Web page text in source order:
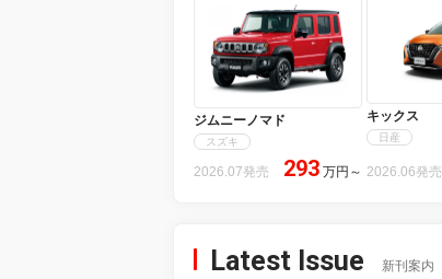
ジムニーノマド
スズキ
2026.07発売 293 万円 ～
キックス
日産
2026.06発売
Latest Issue 新刊案内